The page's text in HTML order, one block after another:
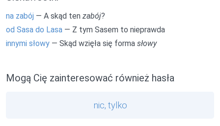
na zabój — A skąd ten zabój?
od Sasa do Lasa — Z tym Sasem to nieprawda
innymi słowy — Skąd wzięła się forma słowy
Mogą Cię zainteresować również hasła
nic, tylko